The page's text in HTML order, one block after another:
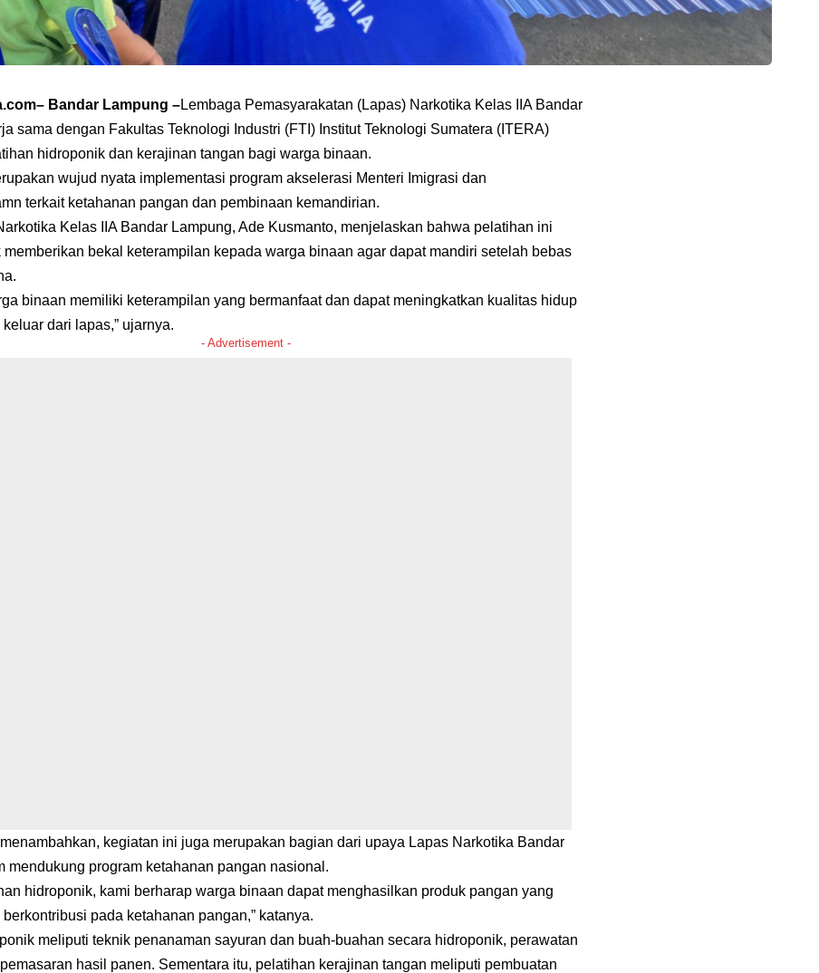
– Bandar Lampung –Lembaga Pemasyarakatan (Lapas) Narkotika Kelas IIA Bandar
sama dengan Fakultas Teknologi Industri (FTI) Institut Teknologi Sumatera (ITERA)
hidroponik dan kerajinan tangan bagi warga binaan.
wujud nyata implementasi program akselerasi Menteri Imigrasi dan
terkait ketahanan pangan dan pembinaan kemandirian.
Kelas IIA Bandar Lampung, Ade Kusmanto, menjelaskan bahwa pelatihan ini
memberikan bekal keterampilan kepada warga binaan agar dapat mandiri setelah bebas
binaan memiliki keterampilan yang bermanfaat dan dapat meningkatkan kualitas hidup
dari lapas,” ujarnya.
- Advertisement -
kegiatan ini juga merupakan bagian dari upaya Lapas Narkotika Bandar
mendukung program ketahanan pangan nasional.
hidroponik, kami berharap warga binaan dapat menghasilkan produk pangan yang
pada ketahanan pangan,” katanya.
meliputi teknik penanaman sayuran dan buah-buahan secara hidroponik, perawatan
hasil panen. Sementara itu, pelatihan kerajinan tangan meliputi pembuatan